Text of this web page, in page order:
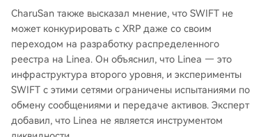
CharuSan также высказал мнение, что SWIFT не
может конкурировать с XRP даже со своим
переходом на разработку распределенного
реестра на Linea. Он объяснил, что Linea — это
инфраструктура второго уровня, и эксперименты
SWIFT с этими сетями ограничены испытаниями по
обмену сообщениями и передаче активов. Эксперт
добавил, что Linea не является инструментом